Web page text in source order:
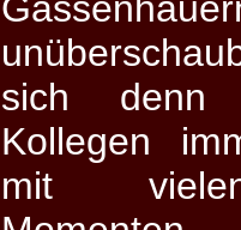
sich
Kollegen
mit